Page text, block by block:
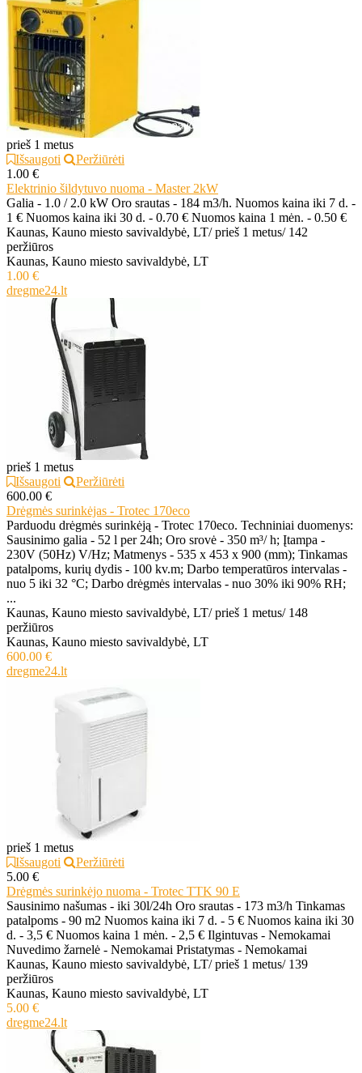
prieš 1 metus
Išsaugoti
Peržiūrėti
1.00 €
Elektrinio šildytuvo nuoma - Master 2kW
Galia - 1.0 / 2.0 kW Oro srautas - 184 m3/h. Nuomos kaina iki 7 d. -
1 € Nuomos kaina iki 30 d. - 0.70 € Nuomos kaina 1 mėn. - 0.50 €
Kaunas, Kauno miesto savivaldybė, LT/ prieš 1 metus/ 142
peržiūros
Kaunas, Kauno miesto savivaldybė, LT
1.00 €
dregme24.lt
prieš 1 metus
Išsaugoti
Peržiūrėti
600.00 €
Drėgmės surinkėjas - Trotec 170eco
Parduodu drėgmės surinkėją - Trotec 170eco. Techniniai duomenys:
Sausinimo galia - 52 l per 24h; Oro srovė - 350 m³/ h; Įtampa -
230V (50Hz) V/Hz; Matmenys - 535 x 453 x 900 (mm); Tinkamas
patalpoms, kurių dydis - 100 kv.m; Darbo temperatūros intervalas -
nuo 5 iki 32 °C; Darbo drėgmės intervalas - nuo 30% iki 90% RH;
...
Kaunas, Kauno miesto savivaldybė, LT/ prieš 1 metus/ 148
peržiūros
Kaunas, Kauno miesto savivaldybė, LT
600.00 €
dregme24.lt
prieš 1 metus
Išsaugoti
Peržiūrėti
5.00 €
Drėgmės surinkėjo nuoma - Trotec TTK 90 E
Sausinimo našumas - iki 30l/24h Oro srautas - 173 m3/h Tinkamas
patalpoms - 90 m2 Nuomos kaina iki 7 d. - 5 € Nuomos kaina iki 30
d. - 3,5 € Nuomos kaina 1 mėn. - 2,5 € Ilgintuvas - Nemokamai
Nuvedimo žarnelė - Nemokamai Pristatymas - Nemokamai
Kaunas, Kauno miesto savivaldybė, LT/ prieš 1 metus/ 139
peržiūros
Kaunas, Kauno miesto savivaldybė, LT
5.00 €
dregme24.lt